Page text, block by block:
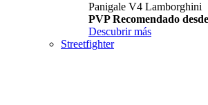
Panigale V4 Lamborghini
PVP Recomendado
Descubrir más
Streetfighter